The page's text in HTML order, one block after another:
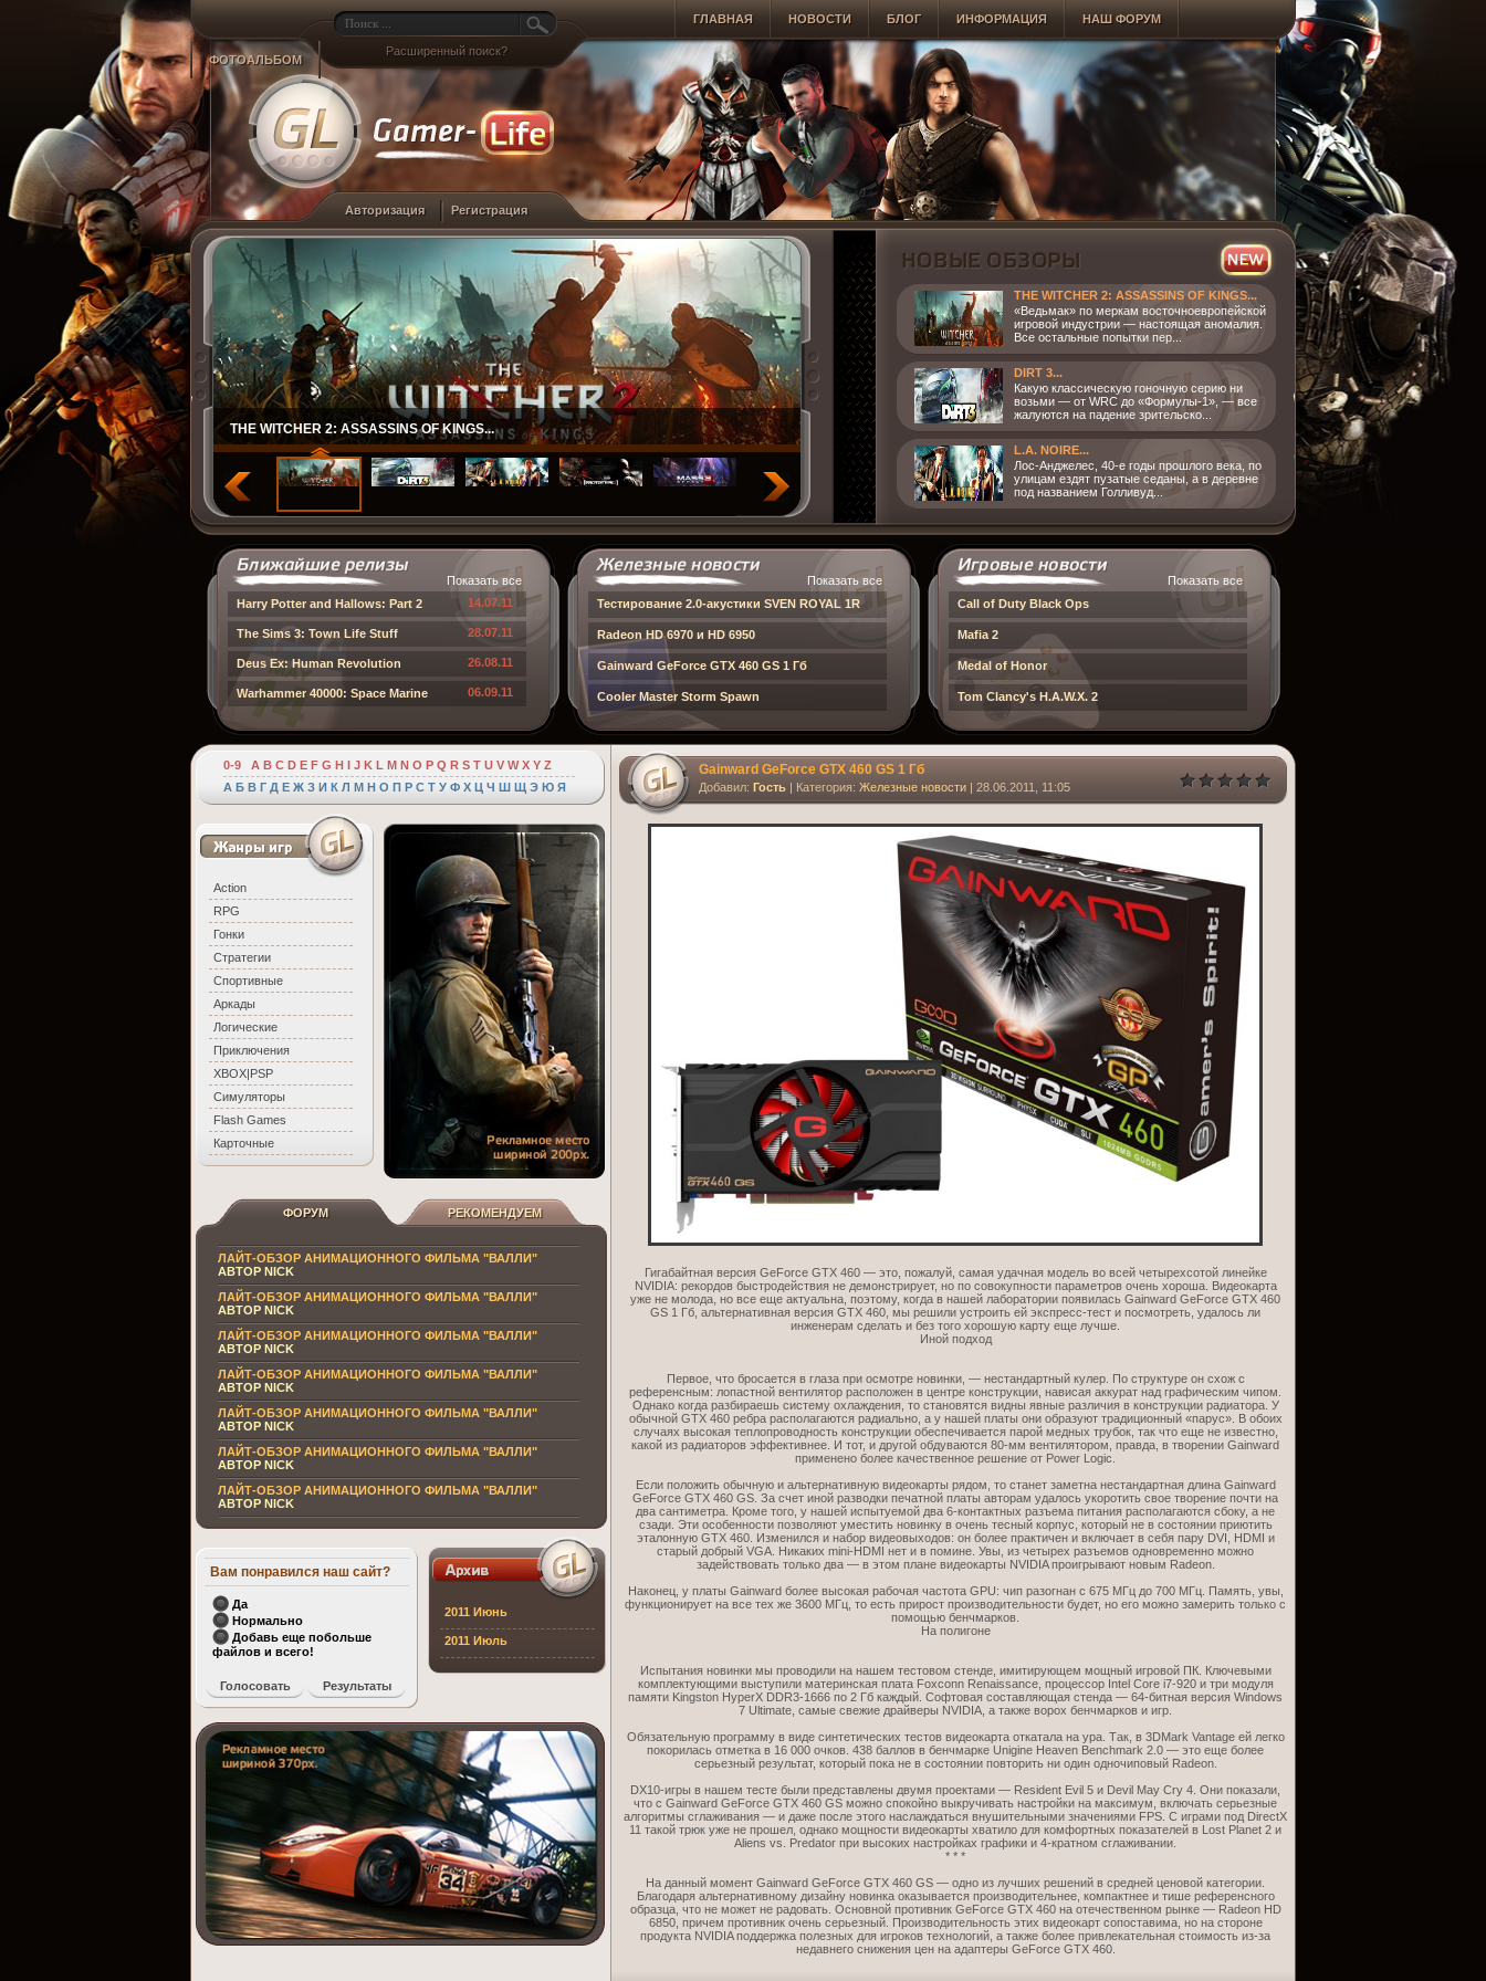
ГЛАВНАЯ НОВОСТИ БЛОГ ИНФОРМАЦИЯ НАШ ФОРУМ
ФОТОАЛЬБОМ
Расширенный поиск?
Авторизация Регистрация
THE WITCHER 2: ASSASSINS OF KINGS...
DIRT 3...
THE WITCHER 2: ASSASSINS OF KINGS...
«Ведьмак» по меркам восточноевропейской
игровой индустрии — настоящая аномалия.
Все остальные попытки пер...
DIRT 3...
Какую классическую гоночную серию ни
возьми — от WRC до «Формулы-1», — все
жалуются на падение зрительско...
L.A. NOIRE...
Лос-Анджелес, 40-е годы прошлого века, по
улицам ездят пузатые седаны, а в деревне
под названием Голливуд...
Показать все
Harry Potter and Hallows: Part 2
14.07.11
The Sims 3: Town Life Stuff 28.07.11
Deus Ex: Human Revolution 26.08.11
Warhammer 40000: Space Marine 06.09.11
Показать все
Тестирование 2.0-акустики SVEN ROYAL 1R
Radeon HD 6970 и HD 6950
Gainward GeForce GTX 460 GS 1 Гб
Cooler Master Storm Spawn
Показать все
Call of Duty Black Ops
Mafia 2
Medal of Honor
Tom Clancy's H.A.W.X. 2
0-9 A B C D E F G H I J K L M N O P Q R S T U V W X Y Z
А Б В Г Д Е Ж З И К Л М Н О П Р С Т У Ф Х Ц Ч Ш Щ Э Ю Я
Action
RPG
Гонки
Стратегии
Спортивные
Аркады
Логические
Приключения
XBOX|PSP
Симуляторы
Flash Games
Карточные
ФОРУМ РЕКОМЕНДУЕМ
ЛАЙТ-ОБЗОР АНИМАЦИОННОГО ФИЛЬМА "ВАЛЛИ"
АВТОР NICK
ЛАЙТ-ОБЗОР АНИМАЦИОННОГО ФИЛЬМА "ВАЛЛИ"
АВТОР NICK
ЛАЙТ-ОБЗОР АНИМАЦИОННОГО ФИЛЬМА "ВАЛЛИ"
АВТОР NICK
ЛАЙТ-ОБЗОР АНИМАЦИОННОГО ФИЛЬМА "ВАЛЛИ"
АВТОР NICK
ЛАЙТ-ОБЗОР АНИМАЦИОННОГО ФИЛЬМА "ВАЛЛИ"
АВТОР NICK
ЛАЙТ-ОБЗОР АНИМАЦИОННОГО ФИЛЬМА "ВАЛЛИ"
АВТОР NICK
ЛАЙТ-ОБЗОР АНИМАЦИОННОГО ФИЛЬМА "ВАЛЛИ"
АВТОР NICK
Вам понравился наш сайт?
Да
Нормально
Добавь еще побольше
файлов и всего!
2011 Июнь
2011 Июль
Gainward GeForce GTX 460 GS 1 Гб
Добавил: Гость | Категория: Железные новости | 28.06.2011, 11:05
Гигабайтная версия GeForce GTX 460 — это, пожалуй, самая удачная модель во всей четырехсотой линейке
NVIDIA: рекордов быстродействия не демонстрирует, но по совокупности параметров очень хороша. Видеокарта
уже не молода, но все еще актуальна, поэтому, когда в нашей лаборатории появилась Gainward GeForce GTX 460
GS 1 Гб, альтернативная версия GTX 460, мы решили устроить ей экспресс-тест и посмотреть, удалось ли
инженерам сделать и без того хорошую карту еще лучше.
Иной подход
Первое, что бросается в глаза при осмотре новинки, — нестандартный кулер. По структуре он схож с
референсным: лопастной вентилятор расположен в центре конструкции, нависая аккурат над графическим чипом.
Однако когда разбираешь систему охлаждения, то становятся видны явные различия в конструкции радиатора. У
обычной GTX 460 ребра располагаются радиально, а у нашей платы они образуют традиционный «парус». В обоих
случаях высокая теплопроводность конструкции обеспечивается парой медных трубок, так что еще не известно,
какой из радиаторов эффективнее. И тот, и другой обдуваются 80-мм вентилятором, правда, в творении Gainward
применено более качественное решение от Power Logic.
Если положить обычную и альтернативную видеокарты рядом, то станет заметна нестандартная длина Gainward
GeForce GTX 460 GS. За счет иной разводки печатной платы авторам удалось укоротить свое творение почти на
два сантиметра. Кроме того, у нашей испытуемой два 6-контактных разъема питания располагаются сбоку, а не
сзади. Эти особенности позволяют уместить новинку в очень тесный корпус, который не в состоянии приютить
эталонную GTX 460. Изменился и набор видеовыходов: он более практичен и включает в себя пару DVI, HDMI и
старый добрый VGA. Никаких mini-HDMI нет и в помине. Увы, из четырех разъемов одновременно можно
задействовать только два — в этом плане видеокарты NVIDIA проигрывают новым Radeon.
Наконец, у платы Gainward более высокая рабочая частота GPU: чип разогнан с 675 МГц до 700 МГц. Память, увы,
функционирует на все тех же 3600 МГц, то есть прирост производительности будет, но его можно замерить только с
помощью бенчмарков.
На полигоне
Испытания новинки мы проводили на нашем тестовом стенде, имитирующем мощный игровой ПК. Ключевыми
комплектующими выступили материнская плата Foxconn Renaissance, процессор Intel Core i7-920 и три модуля
памяти Kingston HyperX DDR3-1666 по 2 Гб каждый. Софтовая составляющая стенда — 64-битная версия Windows
7 Ultimate, самые свежие драйверы NVIDIA, а также ворох бенчмарков и игр.
Обязательную программу в виде синтетических тестов видеокарта откатала на ура. Так, в 3DMark Vantage ей легко
покорилась отметка в 16 000 очков. 438 баллов в бенчмарке Unigine Heaven Benchmark 2.0 — это еще более
серьезный результат, который пока не в состоянии повторить ни один одночиповый Radeon.
DX10-игры в нашем тесте были представлены двумя проектами — Resident Evil 5 и Devil May Cry 4. Они показали,
что с Gainward GeForce GTX 460 GS можно спокойно выкручивать настройки на максимум, включать серьезные
алгоритмы сглаживания — и даже после этого наслаждаться внушительными значениями FPS. С играми под DirectX
11 такой трюк уже не прошел, однако мощности видеокарты хватило для комфортных показателей в Lost Planet 2 и
Aliens vs. Predator при высоких настройках графики и 4-кратном сглаживании.
* * *
На данный момент Gainward GeForce GTX 460 GS — одно из лучших решений в средней ценовой категории.
Благодаря альтернативному дизайну новинка оказывается производительнее, компактнее и тише референсного
образца, что не может не радовать. Основной противник GeForce GTX 460 на отечественном рынке — Radeon HD
6850, причем противник очень серьезный. Производительность этих видеокарт сопоставима, но на стороне
продукта NVIDIA поддержка полезных для игроков технологий, а также более привлекательная стоимость из-за
недавнего снижения цен на адаптеры GeForce GTX 460.